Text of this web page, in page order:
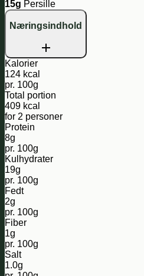
15g Persille
Næringsindhold
Kalorier
124 kcal
pr. 100g
Total portion
409 kcal
for 2 personer
Protein
8g
pr. 100g
Kulhydrater
19g
pr. 100g
Fedt
2g
pr. 100g
Fiber
1g
pr. 100g
Salt
1.0g